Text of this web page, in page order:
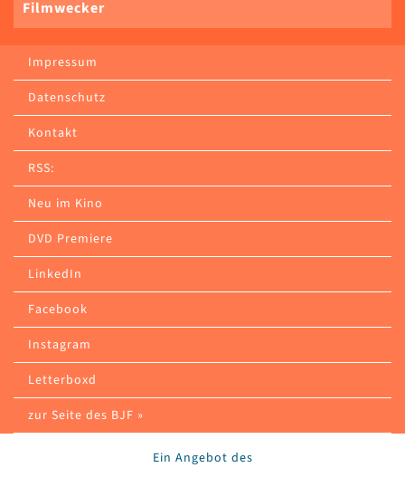
Filmwecker
Impressum
Datenschutz
Kontakt
RSS:
Neu im Kino
DVD Premiere
LinkedIn
Facebook
Instagram
Letterboxd
zur Seite des BJF »
Ein Angebot des